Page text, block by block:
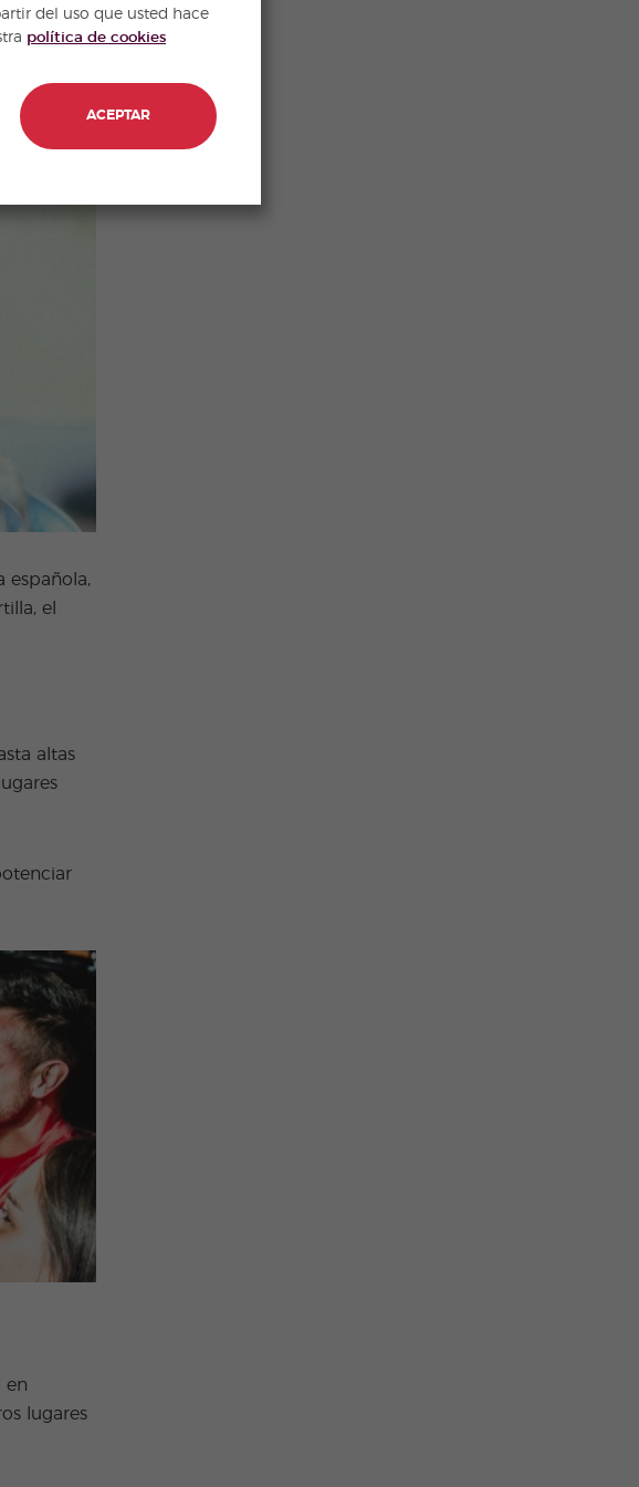
, se trata
española,
el
altas
en
lugares
del uso que usted hace
política de cookies
ACEPTAR